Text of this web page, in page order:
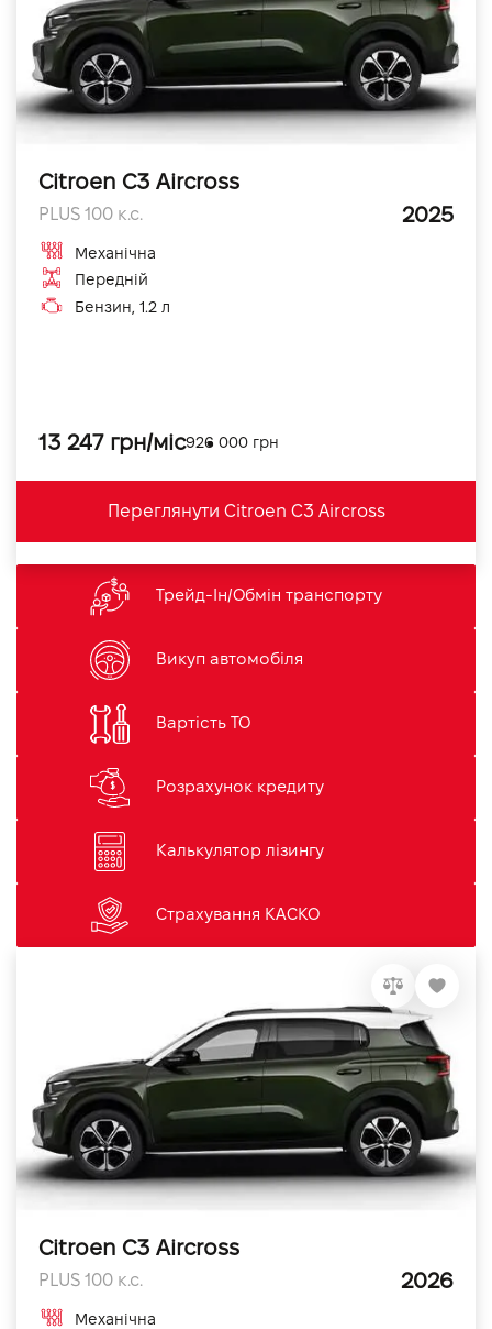
Citroen C3 Aircross
PLUS 100 к.с. 2025
Механічна
Передній
Бензин, 1.2 л
13 247 грн/міс926 000 грн
Переглянути Citroen C3 Aircross
Трейд-Ін/Обмін транспорту
Викуп автомобіля
Вартість ТО
Розрахунок кредиту
Калькулятор лізингу
Страхування КАСКО
Citroen C3 Aircross
PLUS 100 к.с. 2026
Механічна